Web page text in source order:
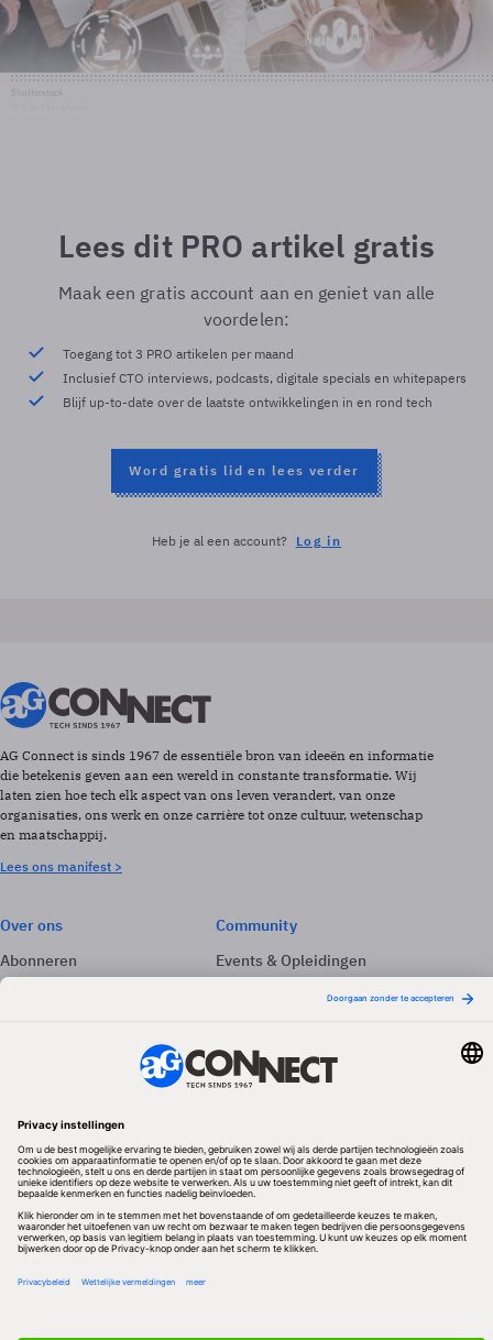
Lees dit PRO artikel gratis
Maak een gratis account aan en geniet van alle
voordelen:
Toegang tot 3 PRO artikelen per maand
Inclusief CTO interviews, podcasts, digitale specials en whitepapers
Blijf up-to-date over de laatste ontwikkelingen in en rond tech
Word gratis lid en lees verder
Heb je al een account? Log in
AG Connect is sinds 1967 de essentiële bron van ideeën en informatie
die betekenis geven aan een wereld in constante transformatie. Wij
laten zien hoe tech elk aspect van ons leven verandert, van onze
organisaties, ons werk en onze carrière tot onze cultuur, wetenschap
en maatschappij.
Lees ons manifest >
Over ons
Abonneren
Adverteren
Community
Events & Opleidingen
Volg ons
Redactionele partner
Algemene Voorwaarden & Copyrights